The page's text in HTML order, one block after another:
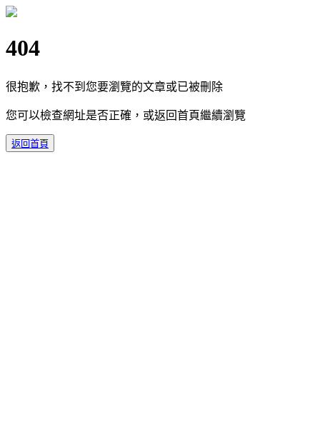
404
很抱歉，找不到您要瀏覽的文章或已被刪除
您可以檢查網址是否正確，或返回首頁繼續瀏覽
返回首頁